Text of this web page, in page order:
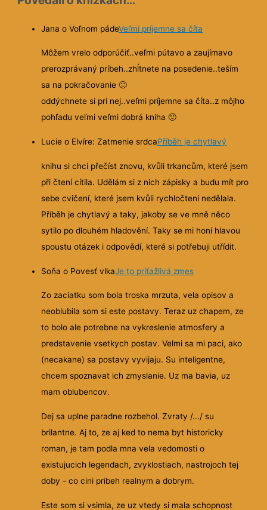
Jana o Voľnom pádeVeľmi príjemne sa číta
Môžem vrelo odporúčiť..veľmi pútavo a zaujímavo
prerozprávaný príbeh..zhĺtnete na posedenie..teším
sa na pokračovanie🙂
oddýchnete si pri nej..veľmi príjemne sa číta..z môjho
pohľadu veľmi veľmi dobrá kniha🙂
Lucie o Elvíre: Zatmenie srdcaPříběh je chytlavý
knihu si chci přečíst znovu, kvůli trkancům, které jsem
při čtení cítila. Udělám si z nich zápisky a budu mít pro
sebe cvičení, které jsem kvůli rychločtení nedělala.
Příběh je chytlavý a taky, jakoby se ve mně něco
sytilo po dlouhém hladovění. Taky se mi honí hlavou
spoustu otázek i odpovědí, které si potřebuji utřídit.
Soňa o Povesť vlkaJe to príťažlivá zmes
Zo zaciatku som bola troska mrzuta, vela opisov a
neoblubila som si este postavy. Teraz uz chapem, ze
to bolo ale potrebne na vykreslenie atmosfery a
predstavenie vsetkych postav. Velmi sa mi paci, ako
(necakane) sa postavy vyvijaju. Su inteligentne,
chcem spoznavat ich zmyslanie. Uz ma bavia, uz
mam oblubencov.
Dej sa uplne paradne rozbehol. Zvraty /.../ su
brilantne. Aj to, ze aj ked to nema byt historicky
roman, je tam podla mna vela vedomosti o
existujucich legendach, zvyklostiach, nastrojoch tej
doby - co cini pribeh realnym a dobrym.
Este som si vsimla, ze uz vtedy si mala schopnost